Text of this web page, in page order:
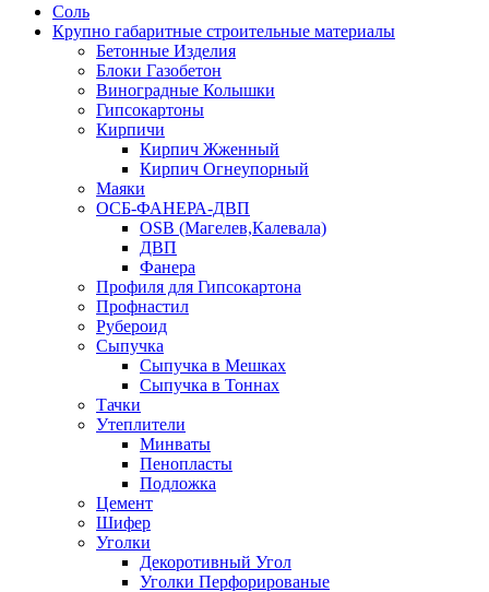
Соль
Крупно габаритные строительные материалы
Бетонные Изделия
Блоки Газобетон
Виноградные Колышки
Гипсокартоны
Кирпичи
Кирпич Жженный
Кирпич Огнеупорный
Маяки
ОСБ-ФАНЕРА-ДВП
OSB (Магелев,Калевала)
ДВП
Фанера
Профиля для Гипсокартона
Профнастил
Рубероид
Сыпучка
Сыпучка в Мешках
Сыпучка в Тоннах
Тачки
Утеплители
Минваты
Пенопласты
Подложка
Цемент
Шифер
Уголки
Декоротивный Угол
Уголки Перфорированые